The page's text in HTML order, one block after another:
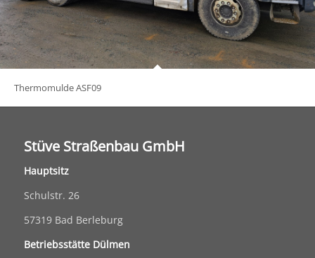
Thermomulde ASF09
Stüve Straßenbau GmbH
Hauptsitz
Schulstr. 26
57319 Bad Berleburg
Betriebsstätte Dülmen